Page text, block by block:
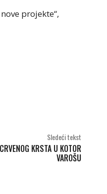
projekte“,
Sledeći tekst
KRSTA U KOTOR
VAROŠU